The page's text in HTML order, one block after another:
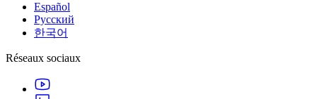
Español
Русский
한국어
Réseaux sociaux